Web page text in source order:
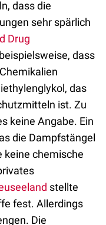
dass die
sehr spärlich
Drug
dass
das
ist. Zu
keine Angabe. Ein
die Dampfstängel
keine chemische
stellte
fest. Allerdings
Die